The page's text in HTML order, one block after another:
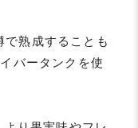
熟成することも
バータンクを使